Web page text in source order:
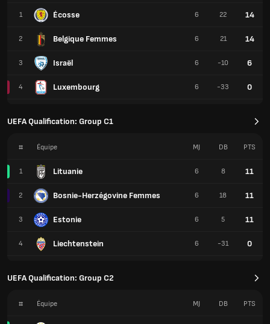
1 Écosse
2 Belgique Femmes
3 Israël
4 Luxembourg
6 22 14
6 21 14
6 -10 6
6 -33 0
UEFA Qualification: Group C1
# Équipe
1 Lituanie
2 Bosnie-Herzégovine Femmes
3 Estonie
4 Liechtenstein
MJ DB PTS
6 8 11
6 18 11
6 5 11
6 -31 0
UEFA Qualification: Group C2
# Équipe MJ DB PTS